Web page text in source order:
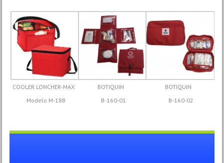
COOLER LONCHER-MAX
Modelo M-18B
BOTIQUIN
B-160-01
BOTIQUIN
B-160-02